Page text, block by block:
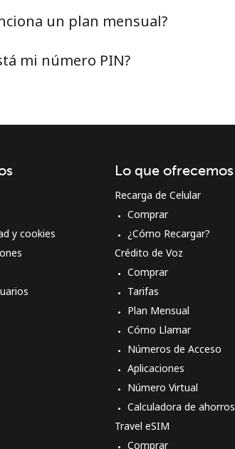
un plan mensual?
mi número PIN?
y cookies
Lo que ofrecemos
Recarga de Celular
Comprar
¿Cómo Recargar?
Crédito de Voz
Comprar
Tarifas
Plan Mensual
Cómo Llamar
Números de Acceso
Aplicaciones
Número Virtual
Calculadora de ahorros
Travel eSIM
Comprar